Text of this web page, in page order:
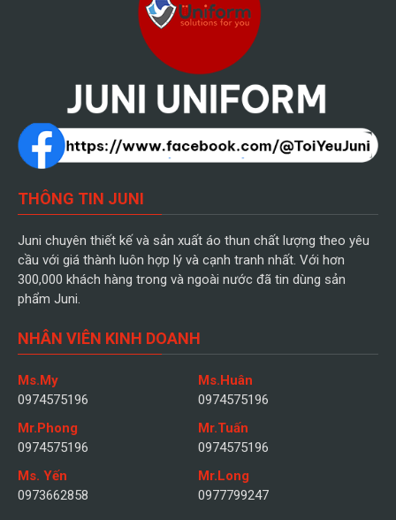
THÔNG TIN JUNI
Juni chuyên thiết kế và sản xuất áo thun chất lượng theo yêu
cầu với giá thành luôn hợp lý và cạnh tranh nhất. Với hơn
300,000 khách hàng trong và ngoài nước đã tin dùng sản
phẩm Juni.
NHÂN VIÊN KINH DOANH
Ms.My
0974575196
Ms.Huân
0974575196
Mr.Phong
0974575196
Mr.Tuấn
0974575196
Ms. Yến
0973662858
Mr.Long
0977799247